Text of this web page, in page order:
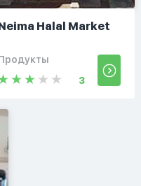
Halal Market
3